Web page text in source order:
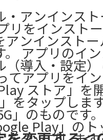
・アンインス
リをインスト
アンインスト
アプリのイ
導入・設定
てアプリをイ
ストア」を
をタップしま
」のものです
Play」の